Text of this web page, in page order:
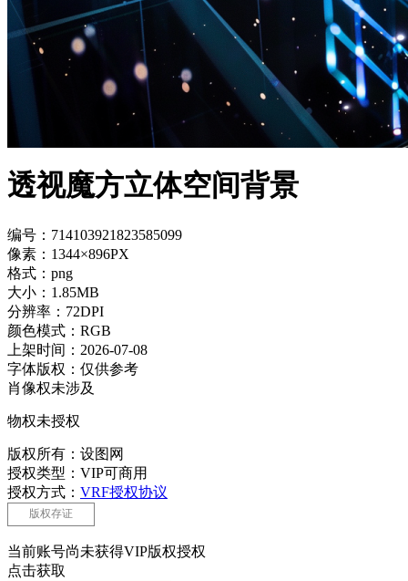
透视魔方立体空间背景
编号：714103921823585099
像素：1344×896PX
格式：png
大小：1.85MB
分辨率：72DPI
颜色模式：RGB
上架时间：2026-07-08
字体版权：仅供参考
肖像权未涉及
物权未授权
版权所有：设图网
授权类型：VIP可商用
授权方式： VRF授权协议
版权存证
当前账号尚未获得VIP版权授权
点击获取